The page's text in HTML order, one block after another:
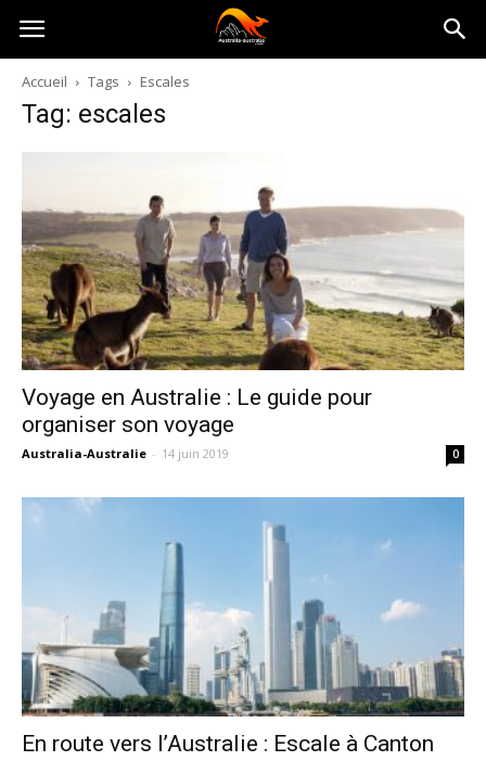
Australia-
australie.com
Accueil Tags Escales
Tag: escales
Voyage en Australie : Le guide pour
organiser son voyage
Australia-Australie - 14 juin 2019 0
En route vers l’Australie : Escale à Canton